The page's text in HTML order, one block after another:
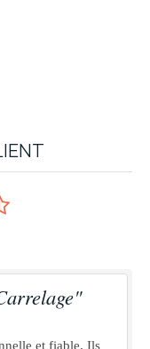
et fiable. Ils